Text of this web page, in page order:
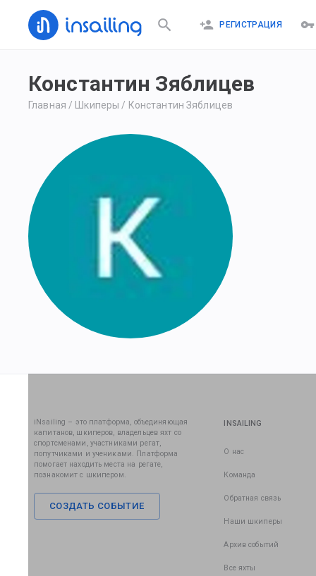
РЕГИСТРАЦИЯ
Константин Зяблицев
Главная / Шкиперы / Константин Зяблицев
iNsailing – это платформа, объединяющая
капитанов, шкиперов, владельцев яхт со
спортсменами, участниками регат,
попутчиками и учениками. Платформа
помогает находить места на регате,
познакомит с шкипером.
СОЗДАТЬ СОБЫТИЕ
INSAILING
О нас
Команда
Обратная связь
Наши шкиперы
Архив событий
Все яхты